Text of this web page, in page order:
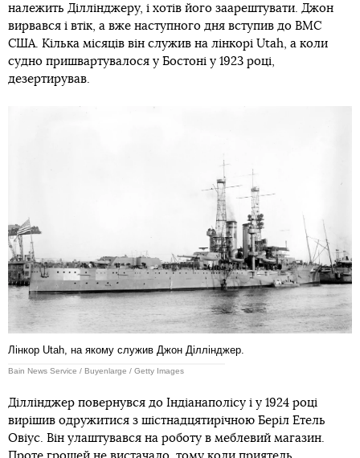
належить Діллінджеру, і хотів його заарештувати. Джон
вирвався і втік, а вже наступного дня вступив до ВМС
США. Кілька місяців він служив на лінкорі Utah, а коли
судно пришвартувалося у Бостоні у 1923 році,
дезертирував.
Лінкор Utah, на якому служив Джон Діллінджер.
Bain News Service / Buyenlarge / Getty Images
Діллінджер повернувся до Індіанаполісу і у 1924 році
вирішив одружитися з шістнадцятирічною Беріл Етель
Овіус. Він улаштувався на роботу в меблевий магазин.